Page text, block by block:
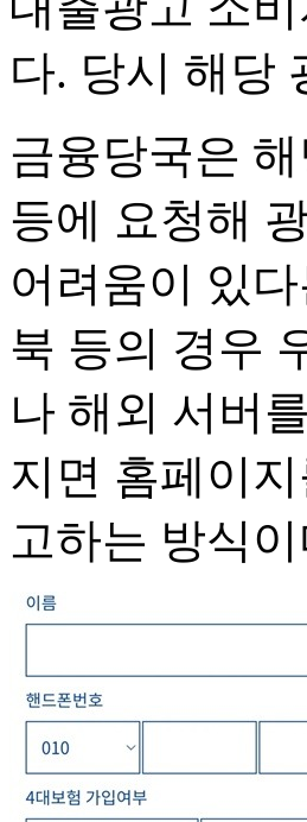
다. 당시 해당
금융당국은
등에 요청해
어려움이 있
북 등의 경우
나 해외 서버
지면 홈페이
고하는 방식